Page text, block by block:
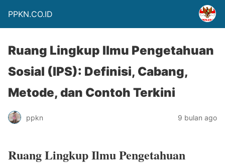
PPKN.CO.ID
Ruang Lingkup Ilmu Pengetahuan
Sosial (IPS): Definisi, Cabang,
Metode, dan Contoh Terkini
ppkn 9 bulan ago
Ruang Lingkup Ilmu Pengetahuan